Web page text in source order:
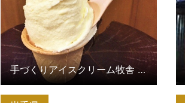
手づくりアイスクリーム牧舎 松ぼっくり